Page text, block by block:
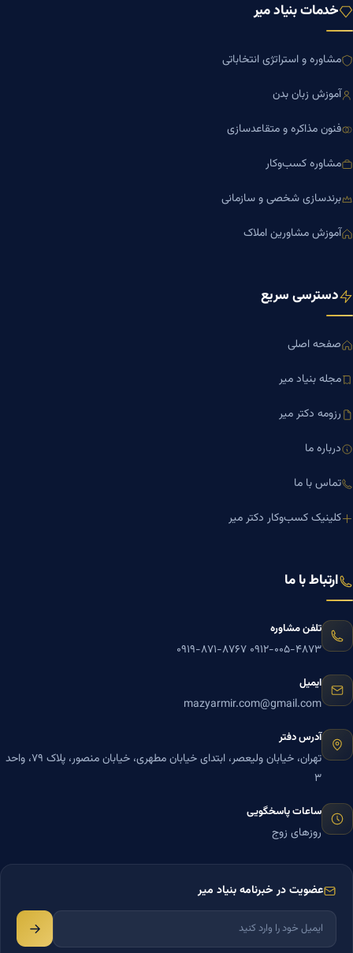
خدمات بنیاد میر
مشاوره و استراتژی انتخاباتی
آموزش زبان بدن
فنون مذاکره و متقاعدسازی
مشاوره کسب‌وکار
برندسازی شخصی و سازمانی
آموزش مشاورین املاک
دسترسی سریع
صفحه اصلی
مجله بنیاد میر
رزومه دکتر میر
درباره ما
تماس با ما
کلینیک کسب‌وکار دکتر میر
ارتباط با ما
تلفن مشاوره
۰۹۱۲-۰۰۵-۴۸۷۳ ۰۹۱۹-۸۷۱-۸۷۶۷
ایمیل
mazyarmir.com@gmail.com
آدرس دفتر
تهران، خیابان ولیعصر، ابتدای خیابان مطهری، خیابان منصور، پلاک ۷۹، واحد
۳
ساعات پاسخگویی
روزهای زوج
عضویت در خبرنامه بنیاد میر